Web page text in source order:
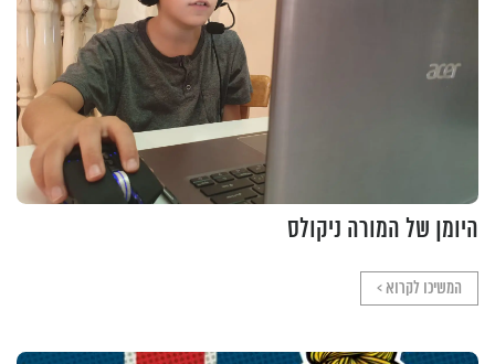
היומן של המורה ניקולס
המשיכו לקרוא >